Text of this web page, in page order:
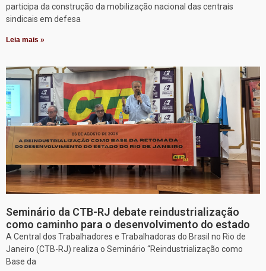
participa da construção da mobilização nacional das centrais
sindicais em defesa
Leia mais »
Seminário da CTB-RJ debate reindustrialização
como caminho para o desenvolvimento do estado
A Central dos Trabalhadores e Trabalhadoras do Brasil no Rio de
Janeiro (CTB-RJ) realiza o Seminário “Reindustrialização como
Base da